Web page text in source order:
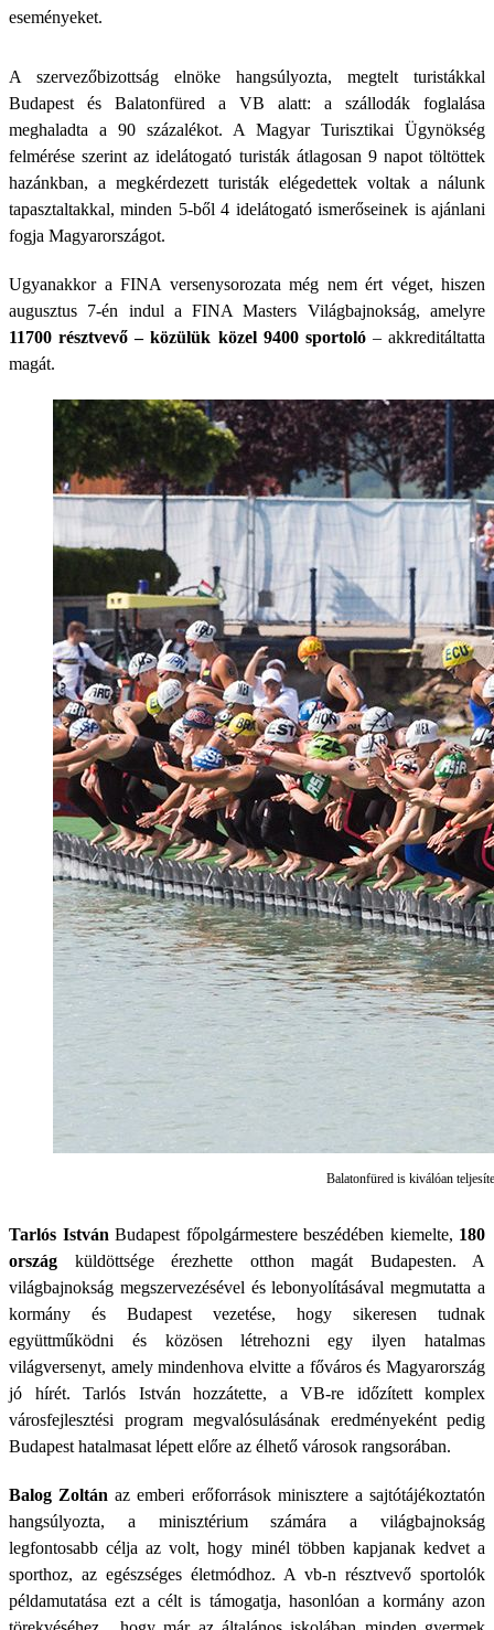
eseményeket.
A szervezőbizottság elnöke hangsúlyozta, megtelt turistákkal
Budapest és Balatonfüred a VB alatt: a szállodák foglalása
meghaladta a 90 százalékot. A Magyar Turisztikai Ügynökség
felmérése szerint az idelátogató turisták átlagosan 9 napot töltöttek
hazánkban, a megkérdezett turisták elégedettek voltak a nálunk
tapasztaltakkal, minden 5-ből 4 idelátogató ismerőseinek is ajánlani
fogja Magyarországot.
Ugyanakkor a FINA versenysorozata még nem ért véget, hiszen
augusztus 7-én indul a FINA Masters Világbajnokság, amelyre
11700 résztvevő – közülük közel 9400 sportoló– akkreditáltatta
magát.
Balatonfüred is kiválóan
Tarlós István Budapest főpolgármestere beszédében kiemelte, 180
ország küldöttsége érezhette otthon magát Budapesten. A
világbajnokság megszervezésével és lebonyolításával megmutatta a
kormány és Budapest vezetése, hogy sikeresen tudnak
együttműködni és közösen létrehozni egy ilyen hatalmas
világversenyt, amely mindenhova elvitte a főváros és Magyarország
jó hírét. Tarlós István hozzátette, a VB-re időzített komplex
városfejlesztési program megvalósulásának eredményeként pedig
Budapest hatalmasat lépett előre az élhető városok rangsorában.
Balog Zoltán az emberi erőforrások minisztere a sajtótájékoztatón
hangsúlyozta, a minisztérium számára a világbajnokság
legfontosabb célja az volt, hogy minél többen kapjanak kedvet a
sporthoz, az egészséges életmódhoz. A vb-n résztvevő sportolók
példamutatása ezt a célt is támogatja, hasonlóan a kormány azon